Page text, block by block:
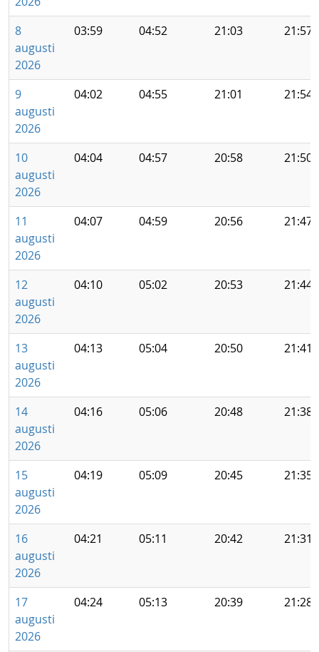
8
augusti
2026
03:59 04:52 21:03 21:57
9
augusti
2026
04:02 04:55 21:01 21:54
10
augusti
2026
04:04 04:57 20:58 21:50
11
augusti
2026
04:07 04:59 20:56 21:47
12
augusti
2026
04:10 05:02 20:53 21:44
13
augusti
2026
04:13 05:04 20:50 21:41
14
augusti
2026
04:16 05:06 20:48 21:38
15
augusti
2026
04:19 05:09 20:45 21:35
16
augusti
2026
04:21 05:11 20:42 21:31
17
augusti
2026
04:24 05:13 20:39 21:28